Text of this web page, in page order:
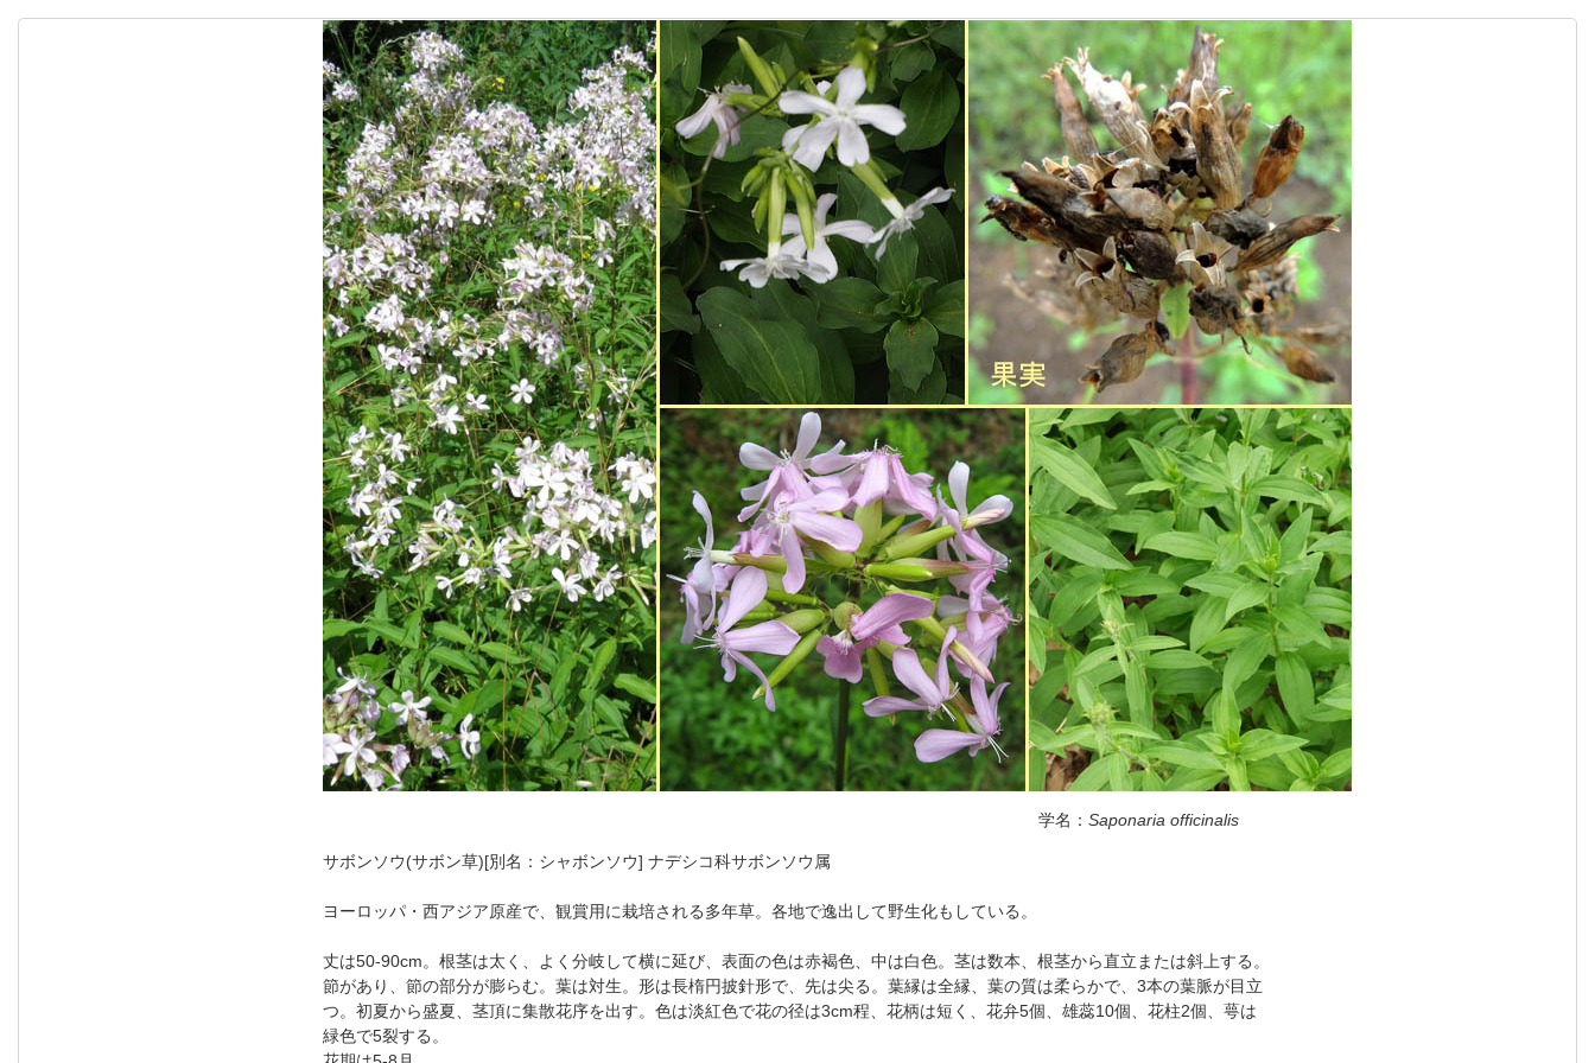
学名： Saponaria officinalis
サボンソウ(サボン草)[別名：シャボンソウ] ナデシコ科サボンソウ属
ヨーロッパ・西アジア原産で、観賞用に栽培される多年草。各地で逸出して野生化もしている。
丈は50-90cm。根茎は太く、よく分岐して横に延び、表面の色は赤褐色、中は白色。茎は数本、根茎から直立または斜上する。
節があり、節の部分が膨らむ。葉は対生。形は長楕円披針形で、先は尖る。葉縁は全縁、葉の質は柔らかで、3本の葉脈が目立
つ。初夏から盛夏、茎頂に集散花序を出す。色は淡紅色で花の径は3cm程、花柄は短く、花弁5個、雄蕊10個、花柱2個、萼は
緑色で5裂する。